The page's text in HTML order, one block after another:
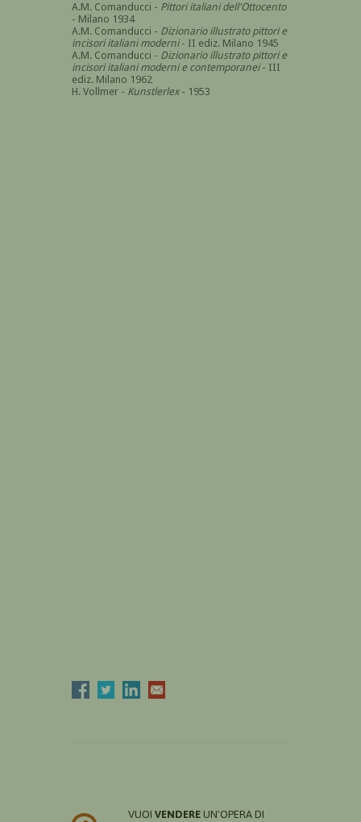
A.M. Comanducci - Pittori italiani dell'Ottocento
- Milano 1934
A.M. Comanducci - Dizionario illustrato pittori e
incisori italiani moderni- II ediz. Milano 1945
A.M. Comanducci - Dizionario illustrato pittori e
incisori italiani moderni e contemporanei- III
ediz. Milano 1962
H. Vollmer - Kunstlerlex- 1953
VUOI VENDERE UN'OPERA DI